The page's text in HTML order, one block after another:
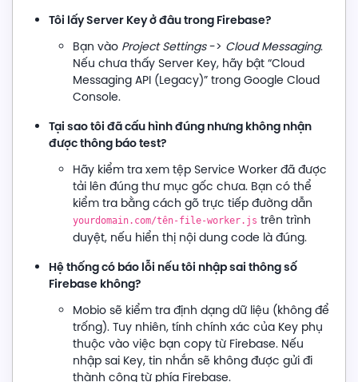
Tôi lấy Server Key ở đâu trong Firebase?
Bạn vào Project Settings-> Cloud Messaging.
Nếu chưa thấy Server Key, hãy bật “Cloud
Messaging API (Legacy)” trong Google Cloud
Console.
Tại sao tôi đã cấu hình đúng nhưng không nhận
được thông báo test?
Hãy kiểm tra xem tệp Service Worker đã được
tải lên đúng thư mục gốc chưa. Bạn có thể
kiểm tra bằng cách gõ trực tiếp đường dẫn
yourdomain.com/tên-file-worker.js trên trình
duyệt, nếu hiển thị nội dung code là đúng.
Hệ thống có báo lỗi nếu tôi nhập sai thông số
Firebase không?
Mobio sẽ kiểm tra định dạng dữ liệu (không để
trống). Tuy nhiên, tính chính xác của Key phụ
thuộc vào việc bạn copy từ Firebase. Nếu
nhập sai Key, tin nhắn sẽ không được gửi đi
thành công từ phía Firebase.